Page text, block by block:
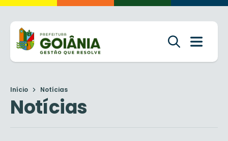
Início Notícias
Notícias